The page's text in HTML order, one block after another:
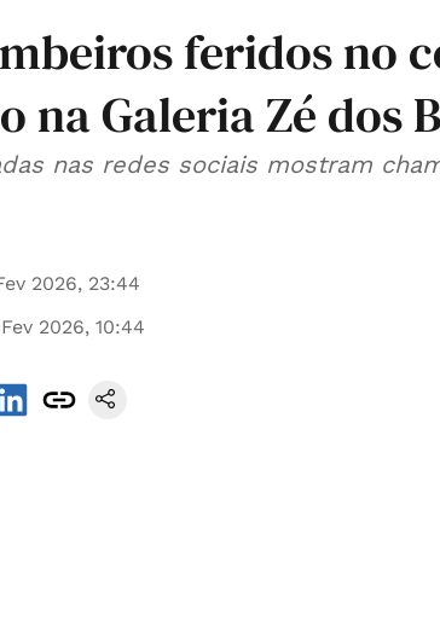
feridos no
na Galeria Zé dos
nas redes sociais mostram
2026, 23:44
2026, 10:44